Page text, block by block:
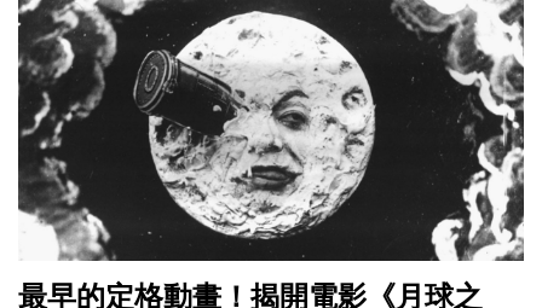
最早的定格動畫！揭開電影《月球之